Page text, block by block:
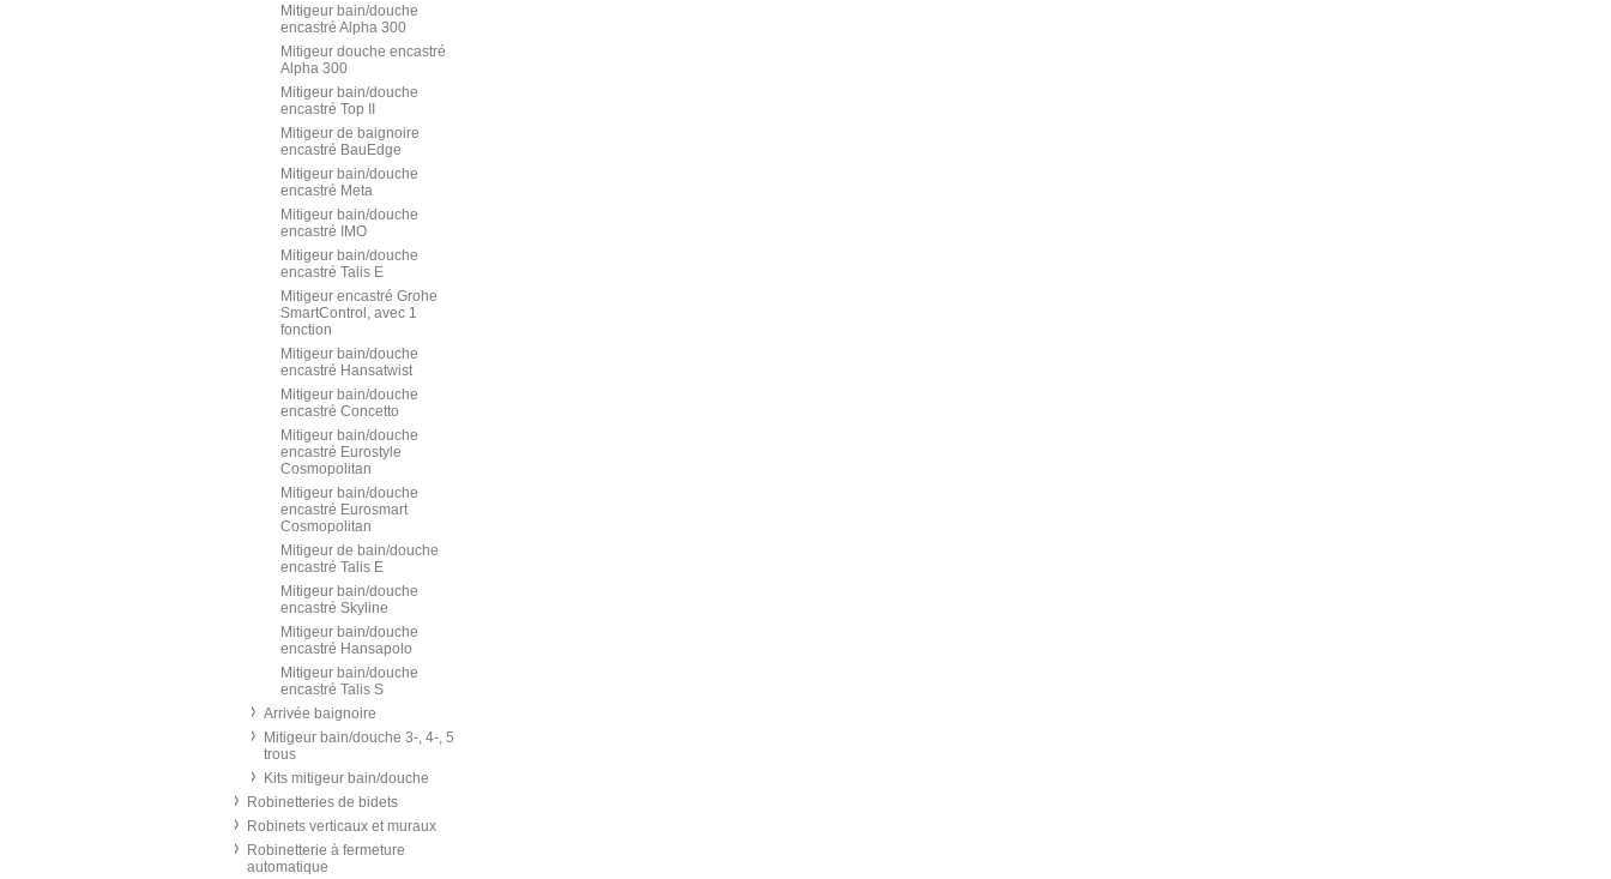
Mitigeur bain/douche
encastré Alpha 300
Mitigeur douche encastré
Alpha 300
Mitigeur bain/douche
encastré Top II
Mitigeur de baignoire
encastré BauEdge
Mitigeur bain/douche
encastré Meta
Mitigeur bain/douche
encastré IMO
Mitigeur bain/douche
encastré Talis E
Mitigeur encastré Grohe
SmartControl, avec 1
fonction
Mitigeur bain/douche
encastré Hansatwist
Mitigeur bain/douche
encastré Concetto
Mitigeur bain/douche
encastré Eurostyle
Cosmopolitan
Mitigeur bain/douche
encastré Eurosmart
Cosmopolitan
Mitigeur de bain/douche
encastré Talis E
Mitigeur bain/douche
encastré Skyline
Mitigeur bain/douche
encastré Hansapolo
Mitigeur bain/douche
encastré Talis S
Arrivée baignoire
Mitigeur bain/douche 3-, 4-, 5
trous
Kits mitigeur bain/douche
Robinetteries de bidets
Robinets verticaux et muraux
Robinetterie à fermeture
automatique